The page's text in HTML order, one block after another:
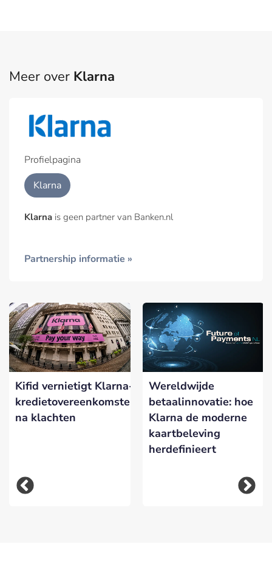
Meer over Klarna
Profielpagina
Klarna
Klarna is geen partner van Banken.nl
Partnership informatie »
Kifid vernietigt Klarna-
kredietovereenkomsten
na klachten
Wereldwijde
betaalinnovatie: hoe
Klarna de moderne
kaartbeleving
herdefinieert